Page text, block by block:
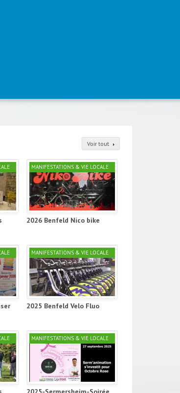
Voir tout
MANIFESTATIONS & VIE LOCALE
2026 Benfeld Nico bike
MANIFESTATIONS & VIE LOCALE
2025 Benfeld Velo Fluo
MANIFESTATIONS & VIE LOCALE